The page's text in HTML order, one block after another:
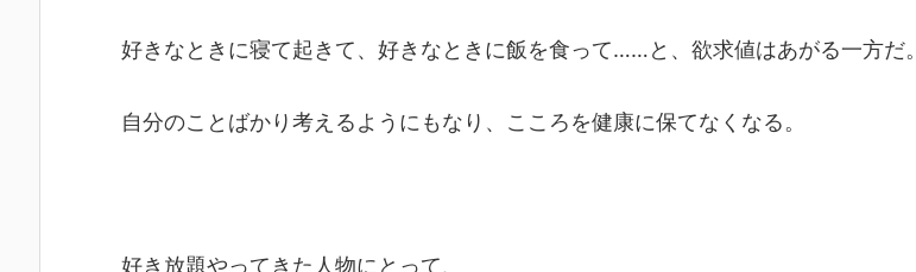
好きなときに寝て起きて、好きなときに飯を食って……と、欲求値はあがる一方だ。
自分のことばかり考えるようにもなり、こころを健康に保てなくなる。
好き放題やってきた人物にとって、